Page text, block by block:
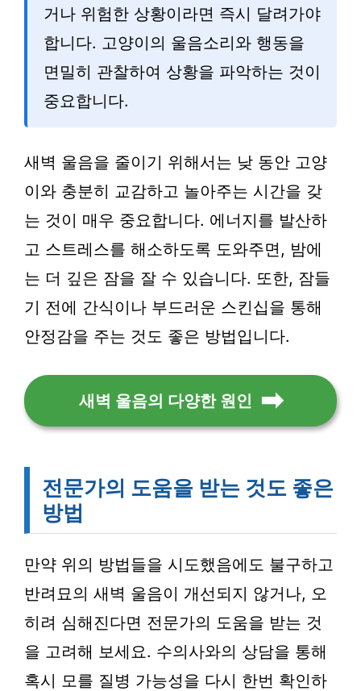
거나 위험한 상황이라면 즉시 달려가야
합니다. 고양이의 울음소리와 행동을
면밀히 관찰하여 상황을 파악하는 것이
중요합니다.
새벽 울음을 줄이기 위해서는 낮 동안 고양
이와 충분히 교감하고 놀아주는 시간을 갖
는 것이 매우 중요합니다. 에너지를 발산하
고 스트레스를 해소하도록 도와주면, 밤에
는 더 깊은 잠을 잘 수 있습니다. 또한, 잠들
기 전에 간식이나 부드러운 스킨십을 통해
안정감을 주는 것도 좋은 방법입니다.
새벽 울음의 다양한 원인
전문가의 도움을 받는 것도 좋은
방법
만약 위의 방법들을 시도했음에도 불구하고
반려묘의 새벽 울음이 개선되지 않거나, 오
히려 심해진다면 전문가의 도움을 받는 것
을 고려해 보세요. 수의사와의 상담을 통해
혹시 모를 질병 가능성을 다시 한번 확인하